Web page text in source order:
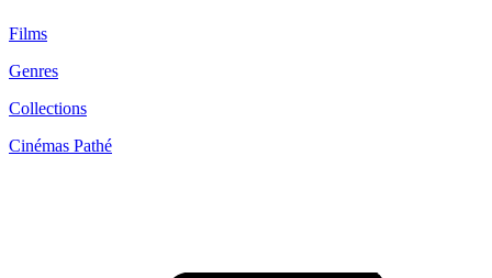
Films
Genres
Collections
Cinémas Pathé